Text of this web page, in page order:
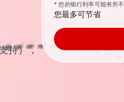
持），
* 您的银行利率可能有所
您最多可节省